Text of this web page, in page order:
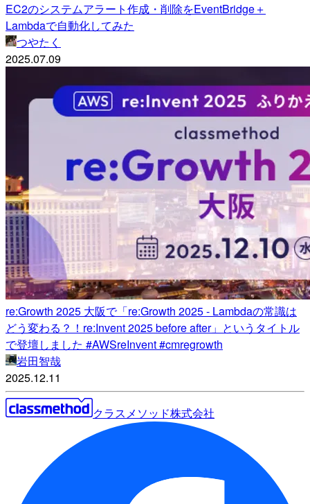
EC2のシステムアラート作成・削除をEventBridge＋
Lambdaで自動化してみた
つやたく
2025.07.09
re:Growth 2025 大阪で「re:Growth 2025 - Lambdaの常識は
どう変わる？！re:Invent 2025 before after」というタイトル
で登壇しました #AWSreInvent #cmregrowth
岩田智哉
2025.12.11
クラスメソッド株式会社